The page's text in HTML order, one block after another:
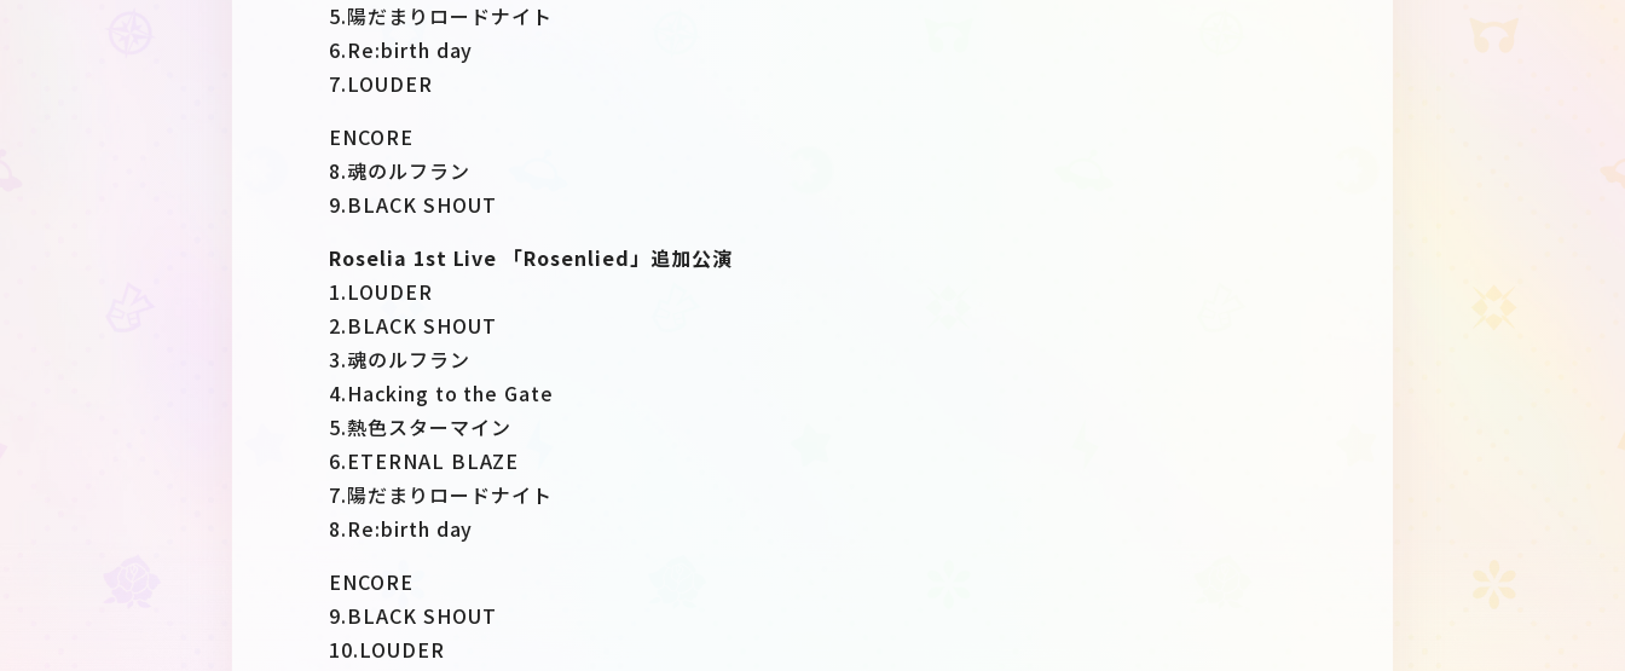
5.陽だまりロードナイト
6.Re:birth day
7.LOUDER
ENCORE
8.魂のルフラン
9.BLACK SHOUT
Roselia 1st Live 「Rosenlied」追加公演
1.LOUDER
2.BLACK SHOUT
3.魂のルフラン
4.Hacking to the Gate
5.熱色スターマイン
6.ETERNAL BLAZE
7.陽だまりロードナイト
8.Re:birth day
ENCORE
9.BLACK SHOUT
10.LOUDER